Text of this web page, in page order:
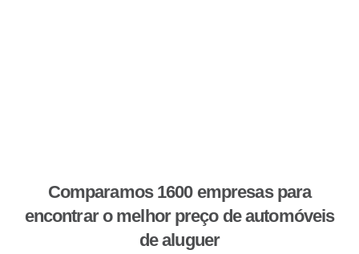
Comparamos 1600 empresas para
encontrar o melhor preço de automóveis
de aluguer